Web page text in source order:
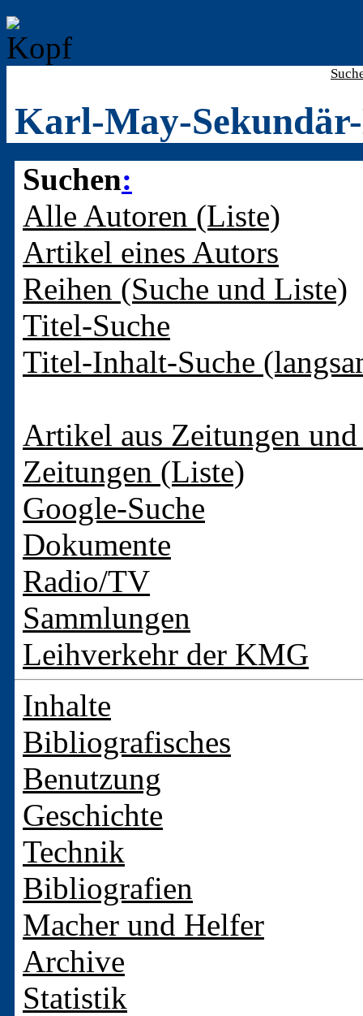
Karl-May-
Suchen:
Alle Autoren (Liste)
Artikel eines Autors
Reihen (Suche und Liste)
Titel-Suche
Titel-Inhalt-Suche
Artikel aus Zeitungen
Zeitungen (Liste)
Google-Suche
Dokumente
Radio/TV
Sammlungen
Leihverkehr der KMG
Inhalte
Bibliografisches
Benutzung
Geschichte
Technik
Bibliografien
Macher und Helfer
Archive
Statistik